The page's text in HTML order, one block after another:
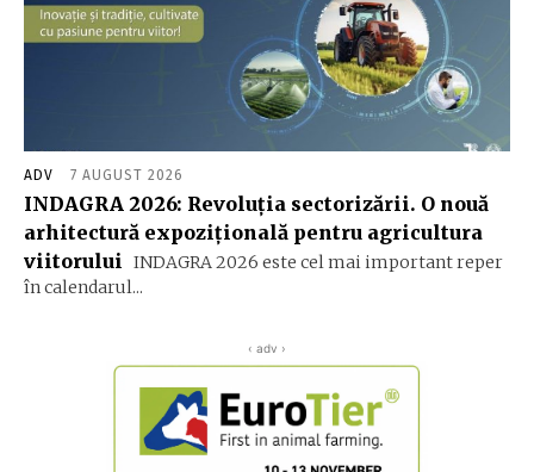
ADV 7 AUGUST 2026
INDAGRA 2026: Revoluția sectorizării. O nouă
arhitectură expozițională pentru agricultura
viitorului INDAGRA 2026 este cel mai important reper
în calendarul...
‹ adv ›